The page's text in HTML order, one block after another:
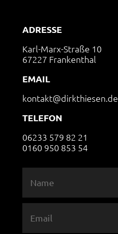
ADRESSE
Karl-Marx-Straße 10
67227 Frankenthal
EMAIL
kontakt@dirkthiesen.de
TELEFON
06233 579 82 21
0160 950 853 54